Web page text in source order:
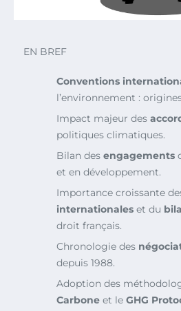
EN BREF
Conventions
l’environnement :
Impact majeur des
politiques climatiques.
Bilan des engagements
et en développement.
Importance croissante
internationales et du
droit français.
Chronologie des
depuis 1988.
Adoption des
Carbone et le GHG